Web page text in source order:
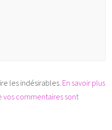
les indésirables. En savoir plus
vos commentaires sont